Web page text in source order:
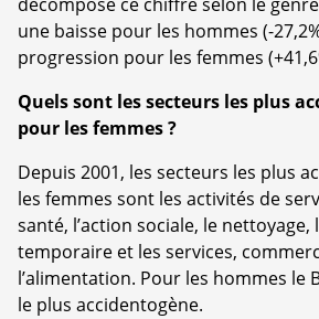
une baisse pour les hommes (-
progression pour les femmes
Quels sont les secteurs les plus
pour les femmes ?
Depuis 2001, les secteurs les plus
les femmes sont les activités de
santé, l’action sociale, le nettoyage,
temporaire et les services,
l’alimentation. Pour les hommes le
le plus accidentogène.